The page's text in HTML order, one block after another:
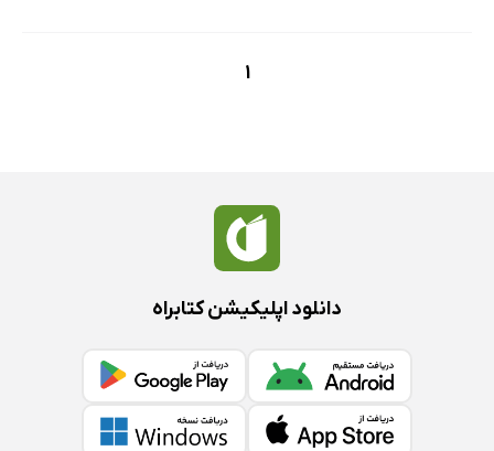
1
دانلود اپلیکیشن کتابراه